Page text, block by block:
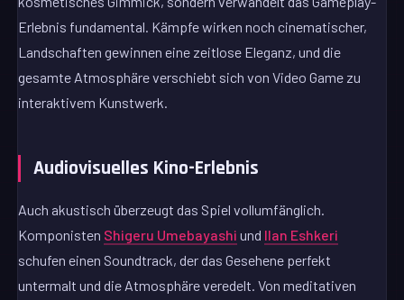
Erlebnis fundamental. Kämpfe wirken noch cinematischer,
Landschaften gewinnen eine zeitlose Eleganz, und die
gesamte Atmosphäre verschiebt sich von Video Game zu
interaktivem Kunstwerk.
Audiovisuelles Kino-Erlebnis
Auch akustisch überzeugt das Spiel vollumfänglich.
Komponisten Shigeru Umebayashi und Ilan Eshkeri
schufen einen Soundtrack, der das Gesehene perfekt
untermalt und die Atmosphäre veredelt. Von meditativen